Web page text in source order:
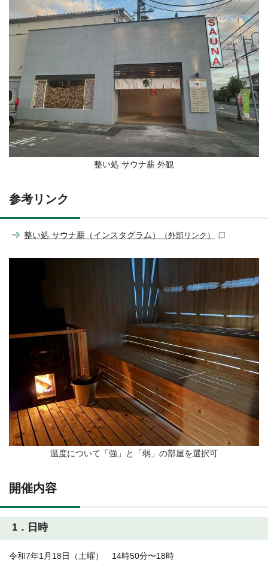
整い処 サウナ薪 外観
参考リンク
整い処 サウナ薪（インスタグラム） （外部リンク）
温度について「強」と「弱」の部屋を選択可
開催内容
1．日時
令和7年1月18日（土曜） 14時50分〜18時